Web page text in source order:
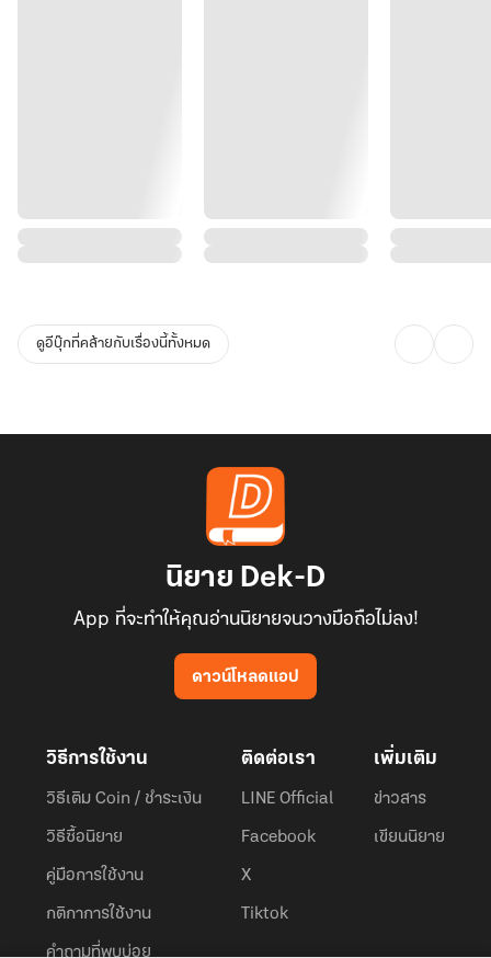
ดูอีบุ๊กที่คล้ายกับเรื่องนี้ทั้งหมด
นิยาย Dek-D
App ที่จะทำให้คุณอ่านนิยายจนวางมือถือไม่ลง!
ดาวน์โหลดแอป
วิธีการใช้งาน
วิธีเติม Coin / ชำระเงิน
วิธีซื้อนิยาย
คู่มือการใช้งาน
กติกาการใช้งาน
คำถามที่พบบ่อย
ติดต่อเรา
LINE Official
Facebook
X
Tiktok
เพิ่มเติม
ข่าวสาร
เขียนนิยาย